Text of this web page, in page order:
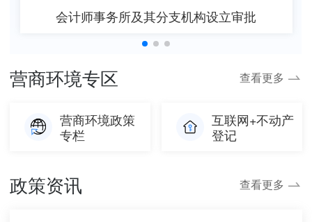
会计师事务所及其分支机构设立审批
营商环境专区 查看更多
营商环境政策
专栏
互联网+不动产
登记
政策资讯 查看更多